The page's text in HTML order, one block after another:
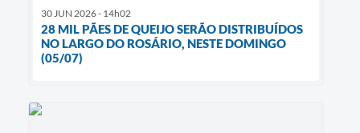
30 JUN 2026 - 14h02
28 MIL PÃES DE QUEIJO SERÃO DISTRIBUÍDOS
NO LARGO DO ROSÁRIO, NESTE DOMINGO
(05/07)